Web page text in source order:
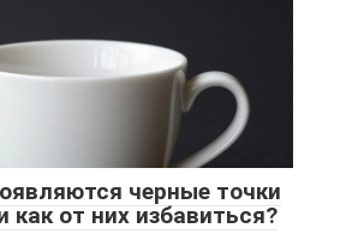
черные точки
как от них избавиться?